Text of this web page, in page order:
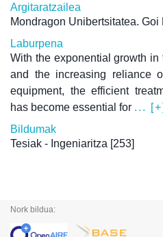
Argitaratzailea
Mondragon Unibertsitatea.
Laburpena
With the exponential growth
and the increasing reliance
equipment, the efficient
has become essential for ... [+]
Bildumak
Tesiak - Ingeniaritza [253]
Nork bildua: